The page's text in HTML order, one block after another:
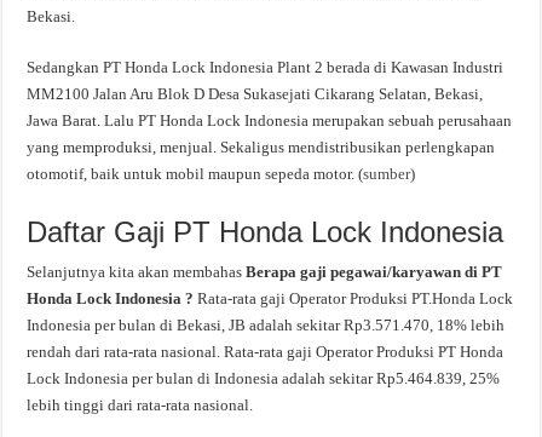
Bekasi.
Sedangkan PT Honda Lock Indonesia Plant 2 berada di Kawasan Industri
MM2100 Jalan Aru Blok D Desa Sukasejati Cikarang Selatan, Bekasi,
Jawa Barat. Lalu PT Honda Lock Indonesia merupakan sebuah perusahaan
yang memproduksi, menjual. Sekaligus mendistribusikan perlengkapan
otomotif, baik untuk mobil maupun sepeda motor. (sumber)
Daftar Gaji PT Honda Lock Indonesia
Selanjutnya kita akan membahasBerapa gaji pegawai/karyawan di PT
Honda Lock Indonesia ?Rata-rata gaji Operator Produksi PT.Honda Lock
Indonesia per bulan di Bekasi, JB adalah sekitar Rp3.571.470, 18% lebih
rendah dari rata-rata nasional. Rata-rata gaji Operator Produksi PT Honda
Lock Indonesia per bulan di Indonesia adalah sekitar Rp5.464.839, 25%
lebih tinggi dari rata-rata nasional.